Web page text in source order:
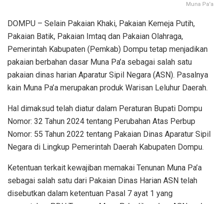
Muna Pa'a
DOMPU – Selain Pakaian Khaki, Pakaian Kemeja Putih,
Pakaian Batik, Pakaian Imtaq dan Pakaian Olahraga,
Pemerintah Kabupaten (Pemkab) Dompu tetap menjadikan
pakaian berbahan dasar Muna Pa’a sebagai salah satu
pakaian dinas harian Aparatur Sipil Negara (ASN). Pasalnya
kain Muna Pa’a merupakan produk Warisan Leluhur Daerah.
Hal dimaksud telah diatur dalam Peraturan Bupati Dompu
Nomor: 32 Tahun 2024 tentang Perubahan Atas Perbup
Nomor: 55 Tahun 2022 tentang Pakaian Dinas Aparatur Sipil
Negara di Lingkup Pemerintah Daerah Kabupaten Dompu.
Ketentuan terkait kewajiban memakai Tenunan Muna Pa’a
sebagai salah satu dari Pakaian Dinas Harian ASN telah
disebutkan dalam ketentuan Pasal 7 ayat 1 yang